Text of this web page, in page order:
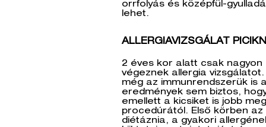
orrfolyás és középfül-
lehet.
ALLERGIAVIZSGÁLAT
2 éves kor alatt csak nagyon
végeznek allergia
még az immunrendszerük is
eredmények sem biztos,
emellett a kicsiket is jobb
procedúrától. Első körben
diétáznia, a gyakori